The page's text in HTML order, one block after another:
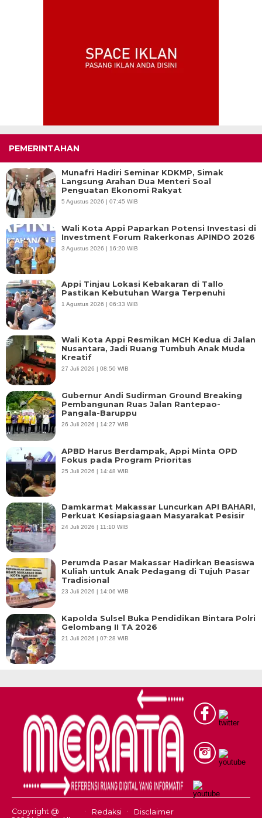
PEMERINTAHAN
Munafri Hadiri Seminar KDKMP, Simak
Langsung Arahan Dua Menteri Soal
Penguatan Ekonomi Rakyat
5 Agustus 2026 | 07:45 WIB
Wali Kota Appi Paparkan Potensi Investasi di
Investment Forum Rakerkonas APINDO 2026
3 Agustus 2026 | 16:20 WIB
Appi Tinjau Lokasi Kebakaran di Tallo
Pastikan Kebutuhan Warga Terpenuhi
1 Agustus 2026 | 06:33 WIB
Wali Kota Appi Resmikan MCH Kedua di Jalan
Nusantara, Jadi Ruang Tumbuh Anak Muda
Kreatif
27 Juli 2026 | 08:50 WIB
Gubernur Andi Sudirman Ground Breaking
Pembangunan Ruas Jalan Rantepao-
Pangala-Baruppu
26 Juli 2026 | 14:27 WIB
APBD Harus Berdampak, Appi Minta OPD
Fokus pada Program Prioritas
25 Juli 2026 | 14:48 WIB
Damkarmat Makassar Luncurkan API BAHARI,
Perkuat Kesiapsiagaan Masyarakat Pesisir
24 Juli 2026 | 11:10 WIB
Perumda Pasar Makassar Hadirkan Beasiswa
Kuliah untuk Anak Pedagang di Tujuh Pasar
Tradisional
23 Juli 2026 | 14:06 WIB
Kapolda Sulsel Buka Pendidikan Bintara Polri
Gelombang II TA 2026
21 Juli 2026 | 07:28 WIB
Copyright @
Redaksi Disclaimer